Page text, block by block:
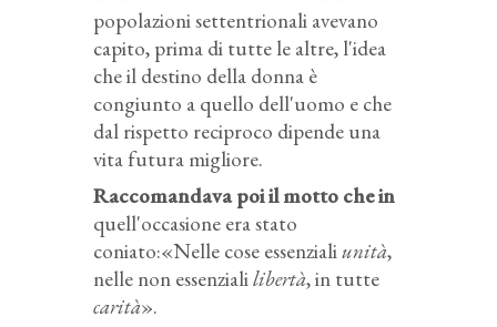
popolazioni settentrionali avevano
capito, prima di tutte le altre, l'idea
che il destino della donna è
congiunto a quello dell'uomo e che
dal rispetto reciproco dipende una
vita futura migliore.
Raccomandava poi il motto che in
quell'occasione era stato
coniato:«Nelle cose essenzialiunità,
nelle non essenzialilibertà, in tutte
carità».